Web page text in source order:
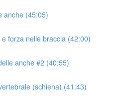
anche (45:05)
forza nelle braccia (42:00)
anche #2 (40:55)
(schiena) (41:43)